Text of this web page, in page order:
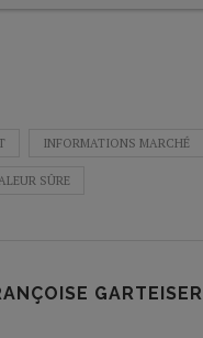
INFORMATIONS MARCHÉ
SÛRE
GARTEISER